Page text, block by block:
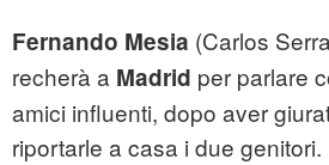
Fernando Mesia (Carlos
recherà a Madrid per parlare
amici influenti, dopo aver
riportarle a casa i due genitori.